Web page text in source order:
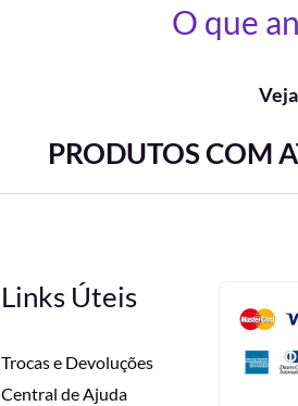
O que
PRODUTOS COM
Links Úteis
Trocas e Devoluções
Central de Ajuda